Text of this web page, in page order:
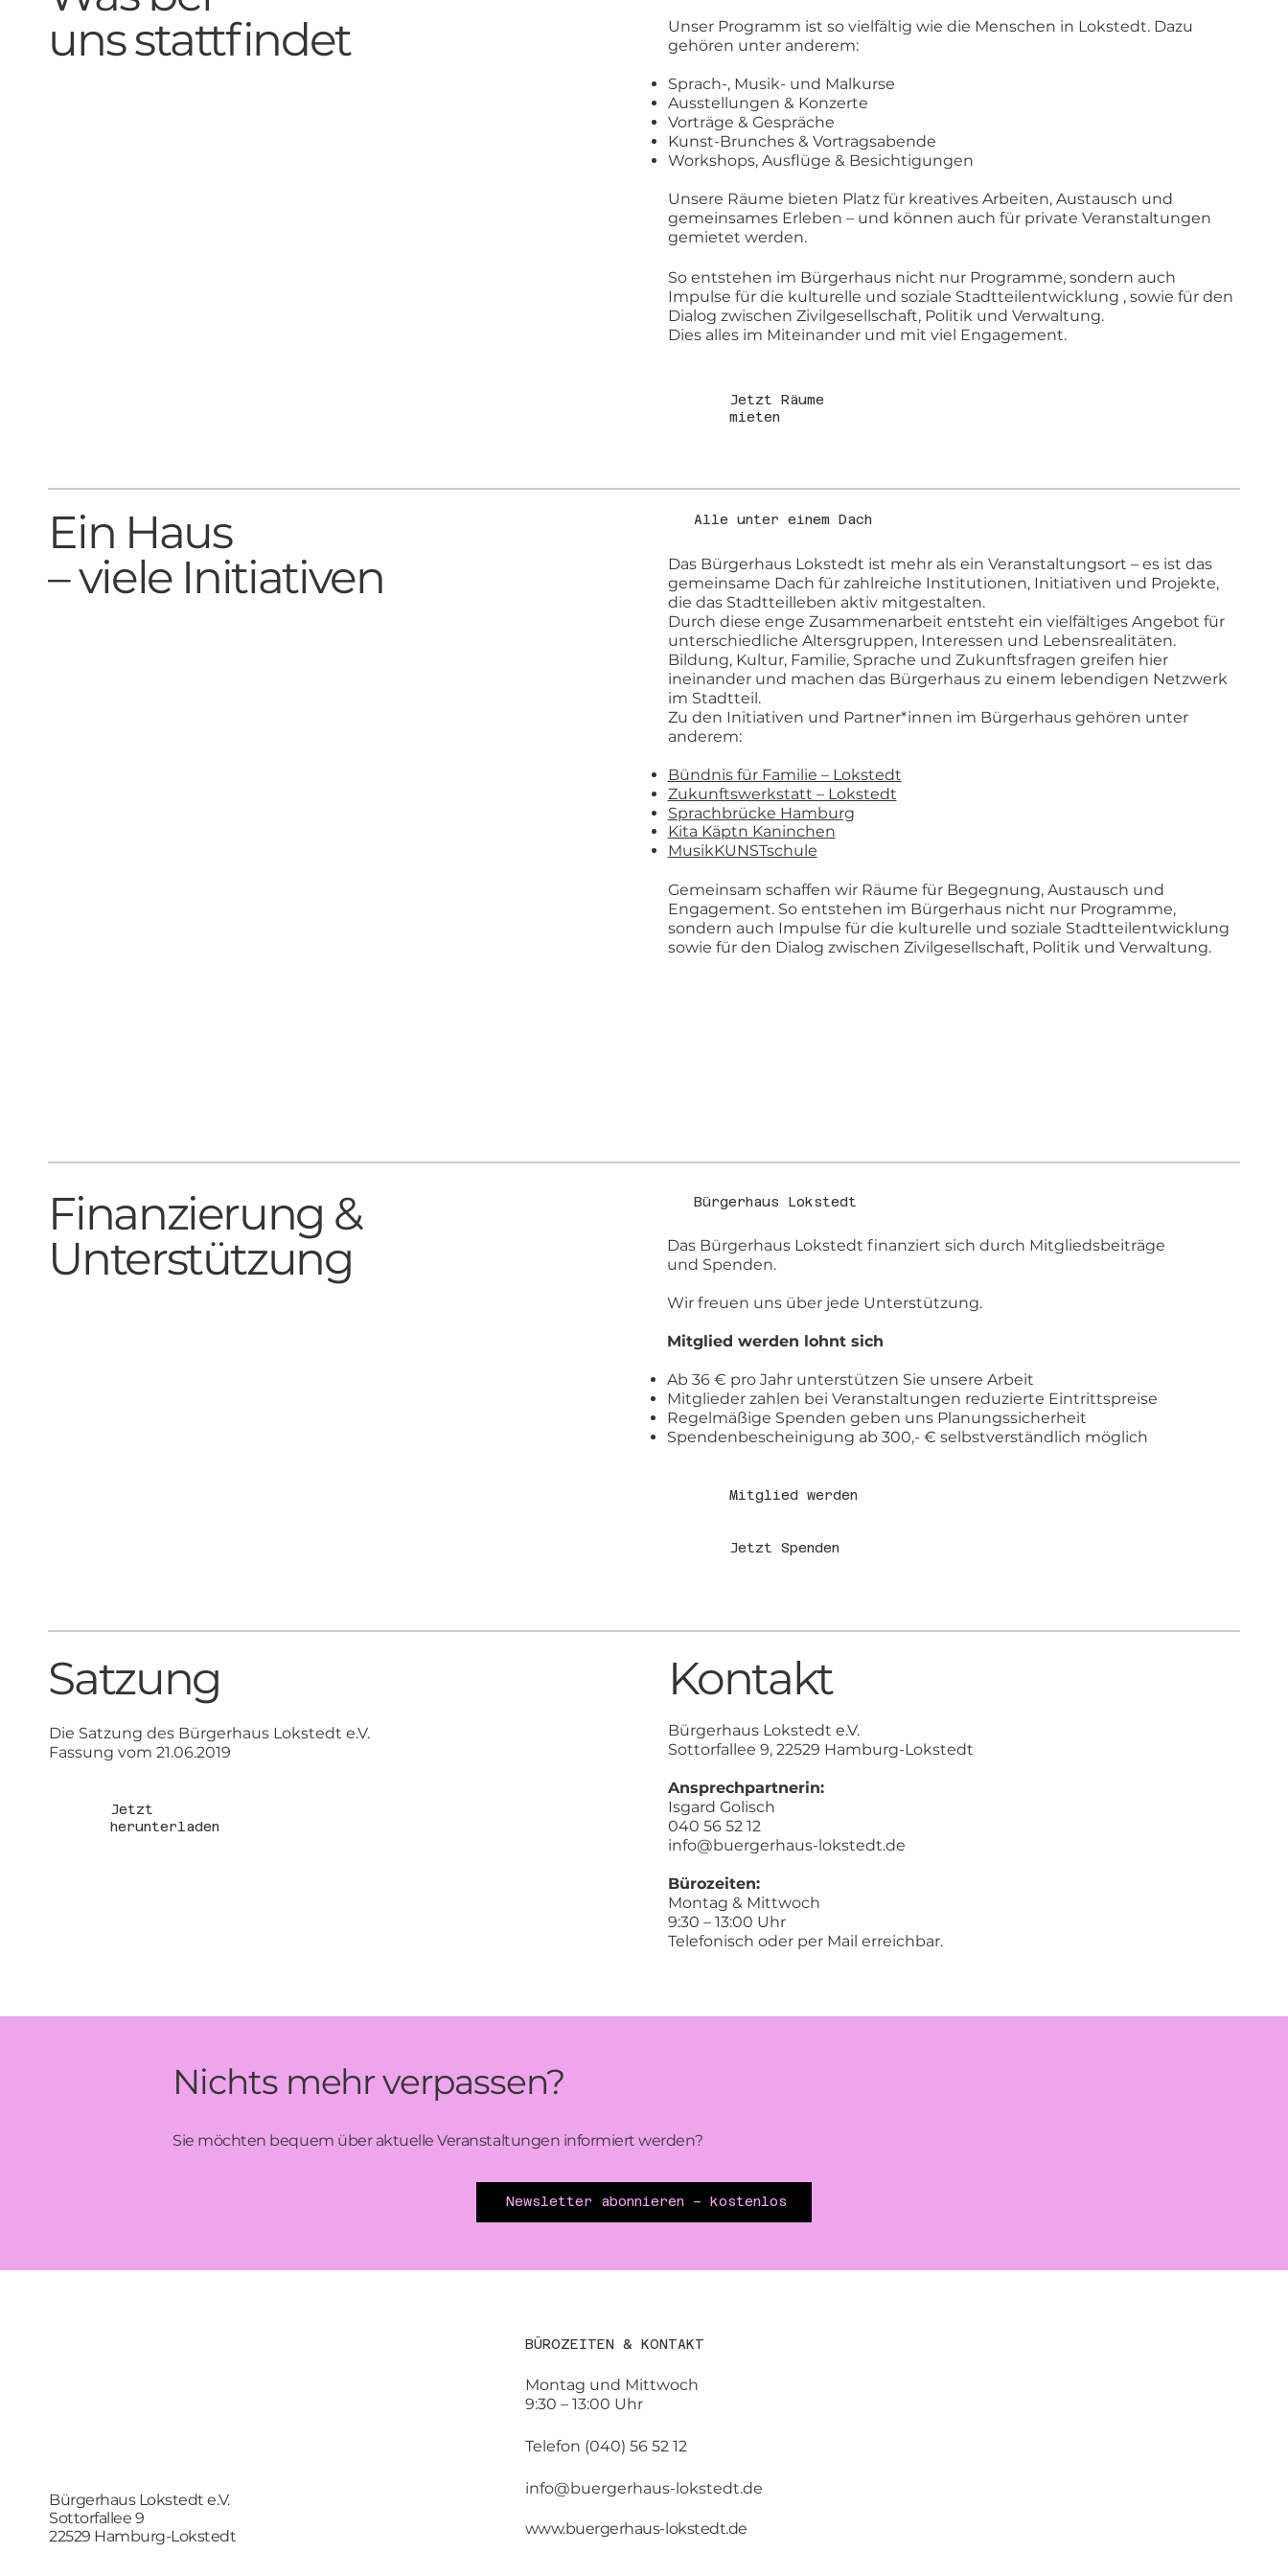
uns stattfindet
Unser Programm ist so vielfältig wie die Menschen in Lokstedt. Dazu
gehören unter anderem:
Sprach-, Musik- und Malkurse
Ausstellungen & Konzerte
Vorträge & Gespräche
Kunst-Brunches & Vortragsabende
Workshops, Ausflüge & Besichtigungen
Unsere Räume bieten Platz für kreatives Arbeiten, Austausch und
gemeinsames Erleben – und können auch für private Veranstaltungen
gemietet werden.
So entstehen im Bürgerhaus nicht nur Programme, sondern auch
Impulse für die kulturelle und soziale Stadtteilentwicklung , sowie für den
Dialog zwischen Zivilgesellschaft, Politik und Verwaltung.
Dies alles im Miteinander und mit viel Engagement.
Jetzt Räume
mieten
Ein Haus
– viele Initiativen
Alle unter einem Dach
Das Bürgerhaus Lokstedt ist mehr als ein Veranstaltungsort – es ist das
gemeinsame Dach für zahlreiche Institutionen, Initiativen und Projekte,
die das Stadtteilleben aktiv mitgestalten.
Durch diese enge Zusammenarbeit entsteht ein vielfältiges Angebot für
unterschiedliche Altersgruppen, Interessen und Lebensrealitäten.
Bildung, Kultur, Familie, Sprache und Zukunftsfragen greifen hier
ineinander und machen das Bürgerhaus zu einem lebendigen Netzwerk
im Stadtteil.
Zu den Initiativen und Partner*innen im Bürgerhaus gehören unter
anderem:
Bündnis für Familie – Lokstedt
Zukunftswerkstatt – Lokstedt
Sprachbrücke Hamburg
Kita Käptn Kaninchen
MusikKUNSTschule
Gemeinsam schaffen wir Räume für Begegnung, Austausch und
Engagement. So entstehen im Bürgerhaus nicht nur Programme,
sondern auch Impulse für die kulturelle und soziale Stadtteilentwicklung
sowie für den Dialog zwischen Zivilgesellschaft, Politik und Verwaltung.
Finanzierung &
Unterstützung
Bürgerhaus Lokstedt
Das Bürgerhaus Lokstedt finanziert sich durch Mitgliedsbeiträge
und Spenden.
Wir freuen uns über jede Unterstützung.
Mitglied werden lohnt sich
Ab 36 € pro Jahr unterstützen Sie unsere Arbeit
Mitglieder zahlen bei Veranstaltungen reduzierte Eintrittspreise
Regelmäßige Spenden geben uns Planungssicherheit
Spendenbescheinigung ab 300,- € selbstverständlich möglich
Mitglied werden
Jetzt Spenden
Satzung
Die Satzung des Bürgerhaus Lokstedt e.V.
Fassung vom 21.06.2019
Jetzt
herunterladen
Kontakt
Bürgerhaus Lokstedt e.V.
Sottorfallee 9, 22529 Hamburg-Lokstedt
Ansprechpartnerin:
Isgard Golisch
040 56 52 12
info@buergerhaus-lokstedt.de
Bürozeiten:
Montag & Mittwoch
9:30 – 13:00 Uhr
Telefonisch oder per Mail erreichbar.
Nichts mehr verpassen?
Sie möchten bequem über aktuelle Veranstaltungen informiert werden?
Newsletter abonnieren – kostenlos
Bürgerhaus Lokstedt e.V.
Sottorfallee 9
22529 Hamburg-Lokstedt
BÜROZEITEN & KONTAKT
Montag und Mittwoch
9:30 – 13:00 Uhr
Telefon (040) 56 52 12
info@buergerhaus-lokstedt.de
www.buergerhaus-lokstedt.de